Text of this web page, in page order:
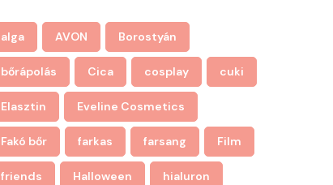
alga AVON Borostyán
bőrápolás Cica cosplay cuki
Elasztin Eveline Cosmetics
Fakó bőr farkas farsang Film
friends Halloween hialuron